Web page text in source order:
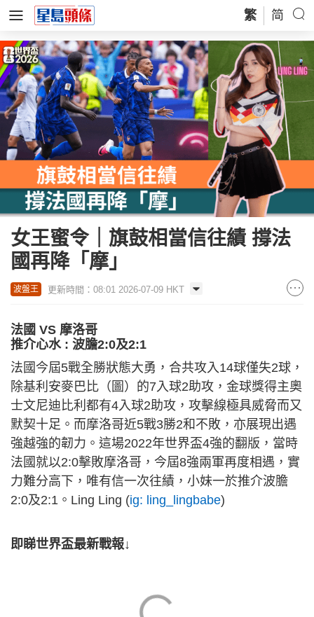
繁 简
女王蜜令｜旗鼓相當信往績 撐法
國再降「摩」
波盤王 更新時間：08:01 2026-07-09 HKT
法國 VS 摩洛哥
推介心水 : 波膽2:0及2:1
法國今屆5戰全勝狀態大勇，合共攻入14球僅失2球，
除基利安麥巴比（圖）的7入球2助攻，金球獎得主奧
士文尼迪比利都有4入球2助攻，攻擊線極具威脅而又
默契十足。而摩洛哥近5戰3勝2和不敗，亦展現出遇
強越強的韌力。這場2022年世界盃4強的翻版，當時
法國就以2:0擊敗摩洛哥，今屆8強兩軍再度相遇，實
力難分高下，唯有信一次往績，小妹一於推介波膽
2:0及2:1。Ling Ling (ig: ling_lingbabe)
即睇世界盃最新戰報↓